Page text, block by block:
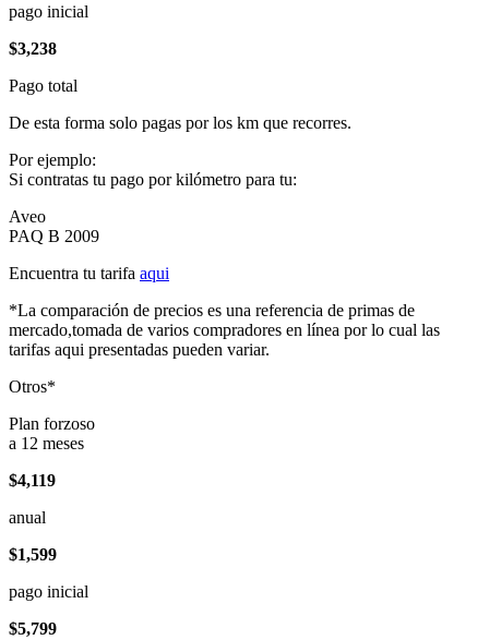
pago inicial
$3,238
Pago total
De esta forma solo pagas por los km que recorres.
Por ejemplo:
Si contratas tu pago por kilómetro para tu:
Aveo
PAQ B 2009
Encuentra tu tarifa aqui
*La comparación de precios es una referencia de primas de
mercado,tomada de varios compradores en línea por lo cual las
tarifas aqui presentadas pueden variar.
Otros*
Plan forzoso
a 12 meses
$4,119
anual
$1,599
pago inicial
$5,799